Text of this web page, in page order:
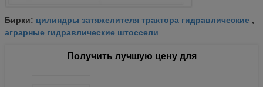
Бирки: цилиндры затяжелителя трактора гидравлические ,
аграрные гидравлические штоссели
Получить лучшую цену для